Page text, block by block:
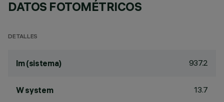
DATOS FOTOMÉTRICOS
DETALLES
lm (sistema) 937.2
W system 13.7